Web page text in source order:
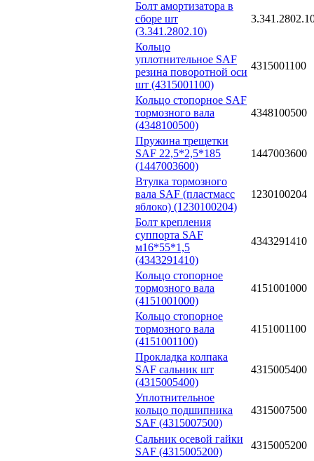
Болт амортизатора в
сборе шт
(3.341.2802.10)
Кольцо
уплотнительное SAF
резина поворотной оси
шт (4315001100)
4315001100
Кольцо стопорное SAF
тормозного вала
(4348100500)
4348100500
Пружина трещетки
SAF 22,5*2,5*185
(1447003600)
1447003600
Втулка тормозного
вала SAF (пластмасс
яблоко) (1230100204)
1230100204
Болт крепления
суппорта SAF
м16*55*1,5
(4343291410)
4343291410
Кольцо стопорное
тормозного вала
(4151001000)
4151001000
Кольцо стопорное
тормозного вала
(4151001100)
4151001100
Прокладка колпака
SAF сальник шт
(4315005400)
4315005400
Уплотнительное
кольцо подшипника
SAF (4315007500)
4315007500
Сальник осевой гайки
SAF (4315005200)
4315005200